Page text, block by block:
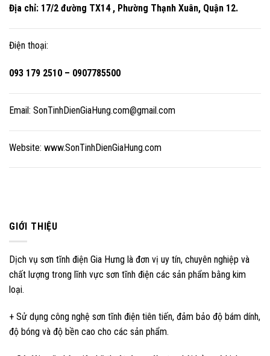
Địa chỉ: 17/2 đường TX14 , Phường Thạnh Xuân, Quận 12.
Điện thoại:
093 179 2510 – 0907785500
Email: SonTinhDienGiaHung.com@gmail.com
Website: www.SonTinhDienGiaHung.com
GIỚI THIỆU
Dịch vụ sơn tĩnh điện Gia Hưng là đơn vị uy tín, chuyên nghiệp và
chất lượng trong lĩnh vực sơn tĩnh điện các sản phẩm bằng kim
loại.
+ Sử dụng công nghệ sơn tĩnh điện tiên tiến, đảm bảo độ bám dính,
độ bóng và độ bền cao cho các sản phẩm.